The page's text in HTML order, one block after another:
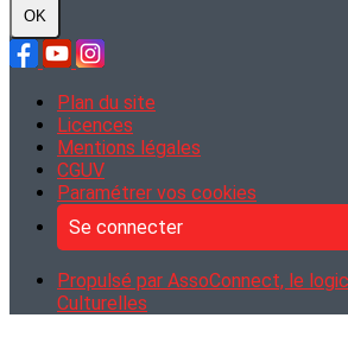
OK
Plan du site
Licences
Mentions légales
CGUV
Paramétrer vos cookies
Se connecter
Propulsé par AssoConnect, le
Culturelles